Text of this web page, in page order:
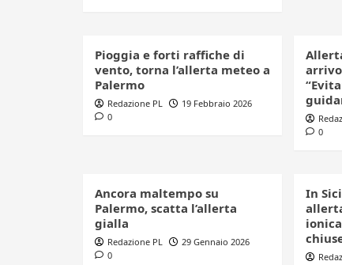
Pioggia e forti raffiche di
vento, torna l’allerta meteo a
Palermo
Redazione PL
19 Febbraio 2026
0
0
Ancora maltempo su
Palermo, scatta l’allerta
gialla
Redazione PL
29 Gennaio 2026
0
In